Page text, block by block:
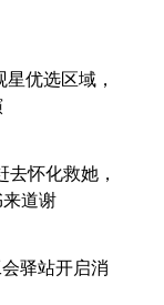
优选区域，
怀化救她，
道谢
驿站开启消